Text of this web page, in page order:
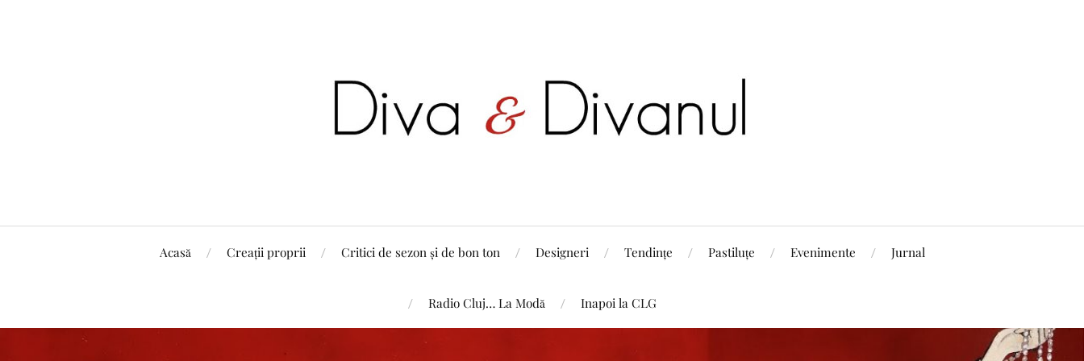
Acasă Creații proprii Critici de sezon și de bon ton Designeri Tendințe Pastiluțe Evenimente Jurnal
Radio Cluj… La Modă Inapoi la CLG